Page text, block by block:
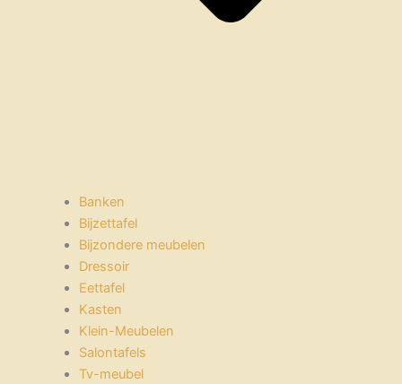
Banken
Bijzettafel
Bijzondere meubelen
Dressoir
Eettafel
Kasten
Klein-Meubelen
Salontafels
Tv-meubel